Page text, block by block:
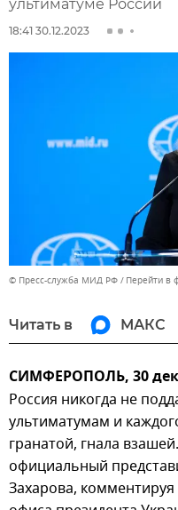
ультиматуме России
18:41 30.12.2023
© Пресс-служба МИД РФ Перейти в
Читать в МАКС
СИМФЕРОПОЛЬ, 30
Россия никогда не
ультиматумам и
гранатой, гнала
официальный
Захарова,